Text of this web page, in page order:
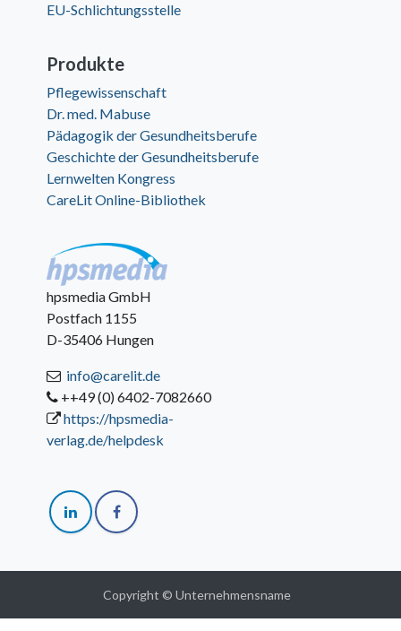
EU-Schlichtungsstelle
Produkte
Pflegewissenschaft
Dr. med. Mabuse
Pädagogik der Gesundheitsberufe
Geschichte der Gesundheitsberufe
Lernwelten Kongress
CareLit Online-Bibliothek
hpsmedia GmbH
Postfach 1155
D-35406 Hungen
info@carelit.de
++49 (0) 6402-7082660
https://hpsmedia-
verlag.de/helpdesk
Copyright © Unternehmensname